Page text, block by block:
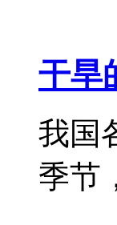
干旱
我国
季节